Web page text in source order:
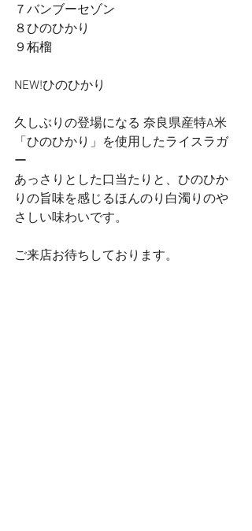
７バンブーセゾン
８ひのひかり
９柘榴
NEW!ひのひかり
久しぶりの登場になる 奈良県産特A米
「ひのひかり」を使用したライスラガ
ー
あっさりとした口当たりと、ひのひか
りの旨味を感じるほんのり白濁りのや
さしい味わいです。
ご来店お待ちしております。